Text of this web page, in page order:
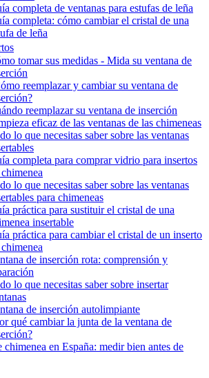
completa de ventanas para estufas de leña
completa: cómo cambiar el cristal de una
de leña
tomar sus medidas - Mida su ventana de
reemplazar y cambiar su ventana de
reemplazar su ventana de inserción
eficaz de las ventanas de las chimeneas
lo que necesitas saber sobre las ventanas
completa para comprar vidrio para insertos
lo que necesitas saber sobre las ventanas
para chimeneas
práctica para sustituir el cristal de una
insertable
práctica para cambiar el cristal de un inserto
de inserción rota: comprensión y
lo que necesitas saber sobre insertar
de inserción autolimpiante
qué cambiar la junta de la ventana de
chimenea en España: medir bien antes de